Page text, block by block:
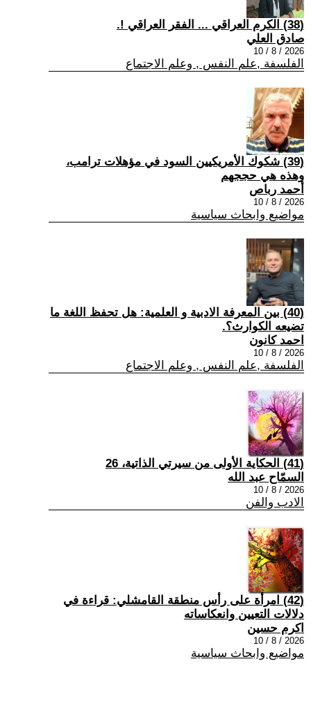
(38) الكرم العراقي ... الفقر العراقي !.
صادق العلي
2026 / 8 / 10
الفلسفة ,علم النفس , وعلم الاجتماع
(39) شكوك الأمريكيين السود في مؤهلات ترامب،
وهذه هي حججهم
أحمد رباص
2026 / 8 / 10
مواضيع وابحاث سياسية
(40) بين المعرفة الادبية و العلمية: هل تحفظ اللغة ما
تضيعه الكوارث؟.
احمد كانون
2026 / 8 / 10
الفلسفة ,علم النفس , وعلم الاجتماع
(41) الحكاية الأولى من سيرتي الذاتية، 26
السمّاح عبد الله
2026 / 8 / 10
الادب والفن
(42) امرأة على رأس منطقة القامشلي: قراءة في
دلالات التعيين وانعكاساته
اكرم حسين
2026 / 8 / 10
مواضيع وابحاث سياسية